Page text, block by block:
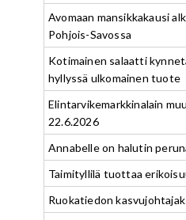
Avomaan mansikkakausi
Pohjois-Savossa
Kotimainen salaatti
hyllyssä ulkomainen tuote
Elintarvikemarkkinalain
22.6.2026
Annabelle on halutin
Taimityllilä tuottaa
Ruokatiedon